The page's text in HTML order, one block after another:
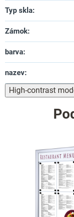
Typ skla:
Zámok:
barva:
nazev:
High-contrast